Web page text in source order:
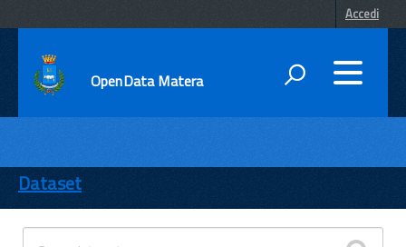
Accedi
OpenData Matera
ENTI
TEMI
INFORMAZIONI
Dataset